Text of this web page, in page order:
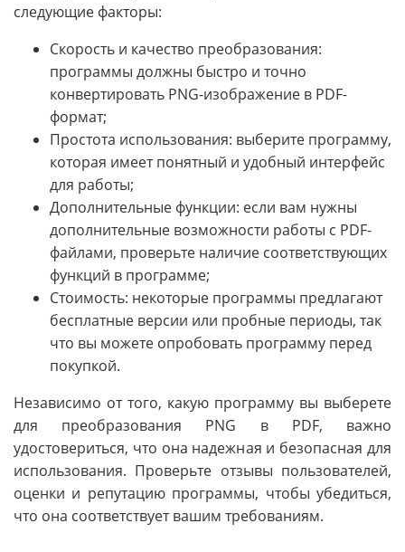
следующие факторы:
Скорость и качество преобразования:
программы должны быстро и точно
конвертировать PNG-изображение в PDF-
формат;
Простота использования: выберите программу,
которая имеет понятный и удобный интерфейс
для работы;
Дополнительные функции: если вам нужны
дополнительные возможности работы с PDF-
файлами, проверьте наличие соответствующих
функций в программе;
Стоимость: некоторые программы предлагают
бесплатные версии или пробные периоды, так
что вы можете опробовать программу перед
покупкой.
Независимо от того, какую программу вы выберете
для преобразования PNG в PDF, важно
удостовериться, что она надежная и безопасная для
использования. Проверьте отзывы пользователей,
оценки и репутацию программы, чтобы убедиться,
что она соответствует вашим требованиям.